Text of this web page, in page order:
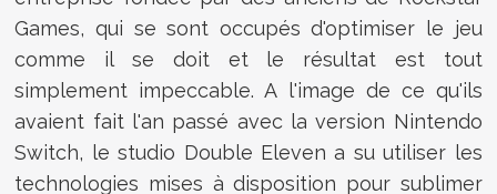
Games, qui se sont occupés d'optimiser le jeu
comme il se doit et le résultat est tout
simplement impeccable. A l'image de ce qu'ils
avaient fait l'an passé avec la version Nintendo
Switch, le studio Double Eleven a su utiliser les
technologies mises à disposition pour sublimer